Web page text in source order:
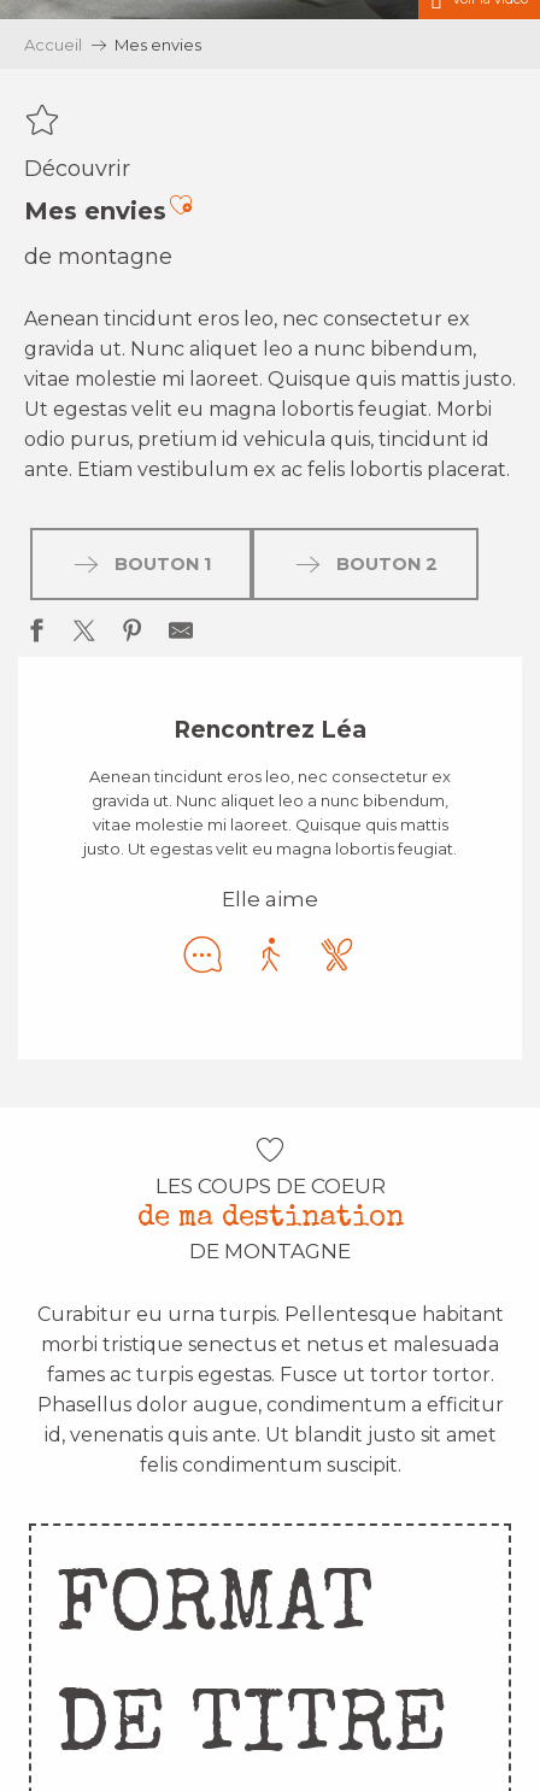
Accueil Mes envies
Découvrir
Mes enviesAjouter aux favoris
de montagne
Aenean tincidunt eros leo, nec consectetur ex
gravida ut. Nunc aliquet leo a nunc bibendum,
vitae molestie mi laoreet. Quisque quis mattis justo.
Ut egestas velit eu magna lobortis feugiat. Morbi
odio purus, pretium id vehicula quis, tincidunt id
ante. Etiam vestibulum ex ac felis lobortis placerat.
BOUTON 1 BOUTON 2
Rencontrez Léa
Aenean tincidunt eros leo, nec consectetur ex
gravida ut. Nunc aliquet leo a nunc bibendum,
vitae molestie mi laoreet. Quisque quis mattis
justo. Ut egestas velit eu magna lobortis feugiat.
Elle aime
LES COUPS DE COEUR
de ma destination
DE MONTAGNE
Curabitur eu urna turpis. Pellentesque habitant
morbi tristique senectus et netus et malesuada
fames ac turpis egestas. Fusce ut tortor tortor.
Phasellus dolor augue, condimentum a efficitur
id, venenatis quis ante. Ut blandit justo sit amet
felis condimentum suscipit.
FORMAT
DE TITRE